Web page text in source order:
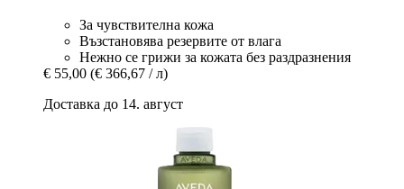
За чувствителна кожа
Възстановява резервите от влага
Нежно се грижи за кожата без раздразнения
€ 55,00 (€ 366,67 / л)
Доставка до 14. август